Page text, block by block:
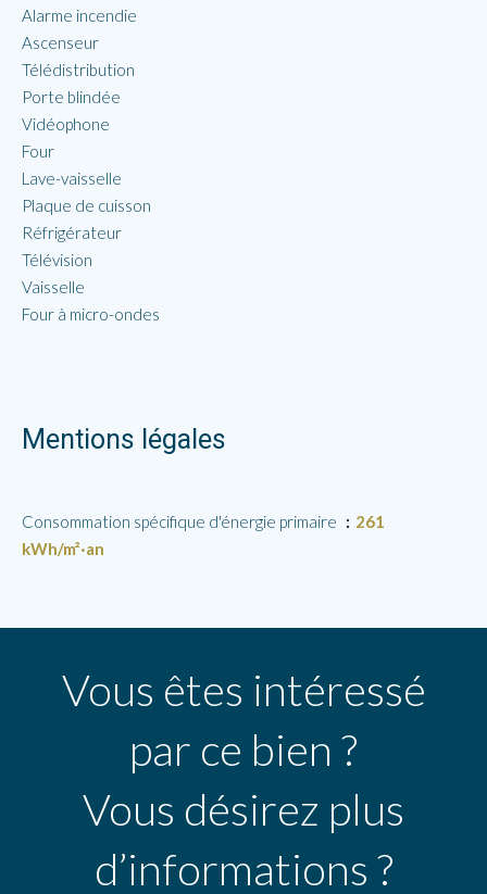
Alarme incendie
Ascenseur
Télédistribution
Porte blindée
Vidéophone
Four
Lave-vaisselle
Plaque de cuisson
Réfrigérateur
Télévision
Vaisselle
Four à micro-ondes
Mentions légales
Consommation spécifique d'énergie primaire
261
kWh/m²·an
Vous êtes intéressé
par ce bien ?
Vous désirez plus
d’informations ?